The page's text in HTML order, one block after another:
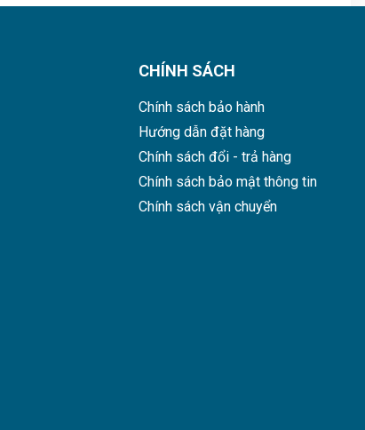
CHÍNH SÁCH
Chính sách bảo hành
Hướng dẫn đặt hàng
Chính sách đổi - trả hàng
Chính sách bảo mật thông tin
Chính sách vận chuyển